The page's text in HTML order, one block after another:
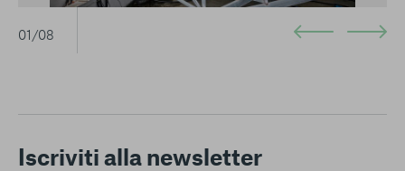
01/08
Iscriviti alla newsletter